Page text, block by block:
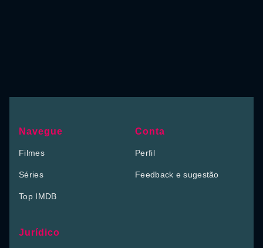
Navegue
Filmes
Séries
Top IMDB
Conta
Perfil
Feedback e sugestão
Jurídico